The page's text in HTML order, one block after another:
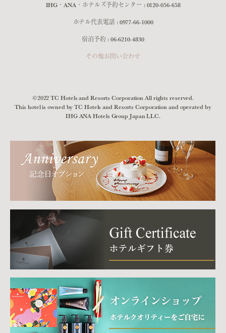
IHG・ANA・ホテルズ予約センター :0120-056-658
ホテル代表電話 :0977-66-1000
宿泊予約 :06-6210-4830
その他お問い合わせ
©2022 TC Hotels and Resorts Corporation All rights reserved.
This hotel is owned by TC Hotels and Resorts Corporation and operated by
IHG ANA Hotels Group Japan LLC.